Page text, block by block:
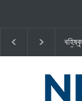
বহিষ্কৃত
বা‌তি‌লে